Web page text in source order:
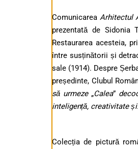
Comunicarea Arhitectul
prezentată de Sidonia
Restaurarea acesteia,
între susținătorii și
sale (1914). Despre
președinte, Clubul
să urmeze „Calea”
inteligență, creativitate
Colecția de pictură